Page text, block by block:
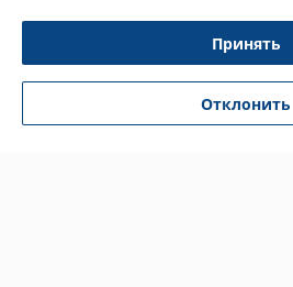
Политика обработки cookies
Сайт создан на платформе Deal.by
Принять
Отклонить